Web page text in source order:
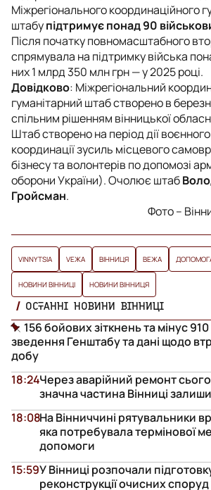
Міжрегіонального координаційного
штабупідтримує понад 90
Після початку повномасштабного
спрямувала на підтримку війська
них 1 млрд 350 млн грн — у 2025 році.
Довідково: Міжрегіональний
гуманітарний штаб створено в
спільним рішенням вінницької
Штаб створено на період дії
координації зусиль місцевого
бізнесу та волонтерів по допомозі
оборони України). Очолює штаб
Гройсман.
Фото –
VINNYTSIA VЕЖА ВІННИЦЯ ВЕЖА
НОВИНИ ВІННИЦІ НОВИНИ ВІННИЦЯ
ОСТАННІ НОВИНИ ВІННИЦІ
156 бойових зіткнень та мінус
зведення Генштабу та дані щодо
добу
Через аварійний ремонт
значна частина Вінниці
18:24
На Вінниччині рятувальники
яка потребувала термінової
допомоги
18:08
У Вінниці розпочали
реконструкції очисних
15:59